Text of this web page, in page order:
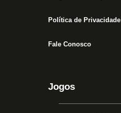
Política de Privacidade
Fale Conosco
Jogos
19:29